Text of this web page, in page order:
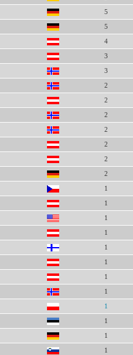
5
5
4
3
3
2
2
2
2
2
2
2
1
1
1
1
1
1
1
1
1
1
1
1